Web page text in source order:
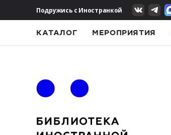
Подружись с Иностранкой
КАТАЛОГ МЕРОПРИЯТИЯ